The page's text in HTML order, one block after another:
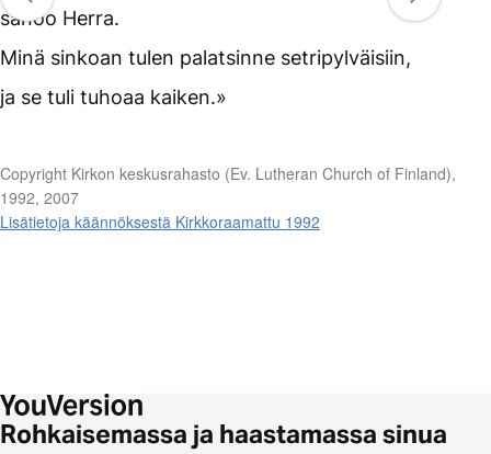
sanoo Herra.
Minä sinkoan tulen palatsinne setripylväisiin,
ja se tuli tuhoaa kaiken.»
Copyright Kirkon keskusrahasto (Ev. Lutheran Church of Finland),
1992, 2007
Lisätietoja käännöksestä Kirkkoraamattu 1992
Rohkaisemassa ja haastamassa sinua